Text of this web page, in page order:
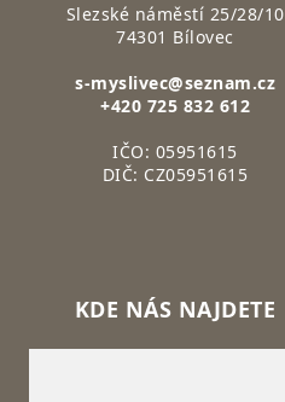
Slezské náměstí 25/28/10
74301 Bílovec
s-myslivec@seznam.cz
+420 725 832 612
IČO: 05951615
DIČ: CZ05951615
KDE NÁS NAJDETE